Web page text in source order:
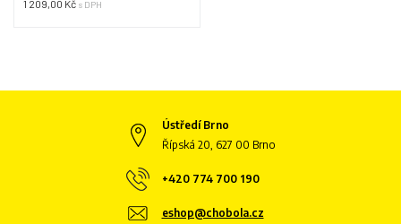
1 209,00 Kč s DPH
Ústředí Brno
Řípská 20, 627 00 Brno
+420 774 700 190
eshop@chobola.cz